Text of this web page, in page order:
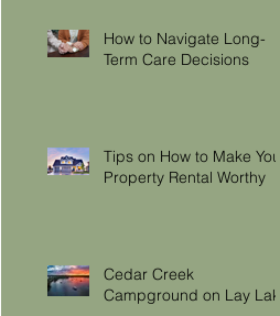
How to Navigate Long-
Term Care Decisions
Tips on How to Make Your
Property Rental Worthy
Cedar Creek
Campground on Lay Lake